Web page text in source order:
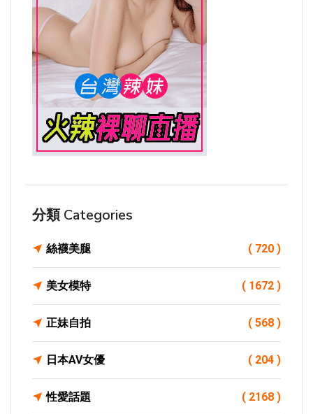
分類 Categories
絲襪美腿 ( 720 )
美女模特 ( 1672 )
正妹自拍 ( 568 )
日本AV女優 ( 204 )
性愛話題 ( 2168 )